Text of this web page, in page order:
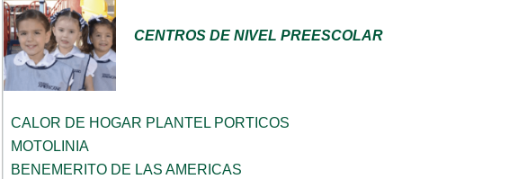
CENTROS DE NIVEL PREESCOLAR
CALOR DE HOGAR PLANTEL PORTICOS
MOTOLINIA
BENEMERITO DE LAS AMERICAS